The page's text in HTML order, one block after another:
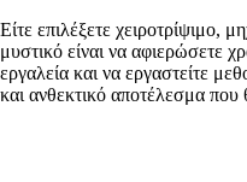
Είτε επιλέξετε χειροτρίψιμο,
μυστικό είναι να αφιερώσετε
εργαλεία και να εργαστείτε
και ανθεκτικό αποτέλεσμα που